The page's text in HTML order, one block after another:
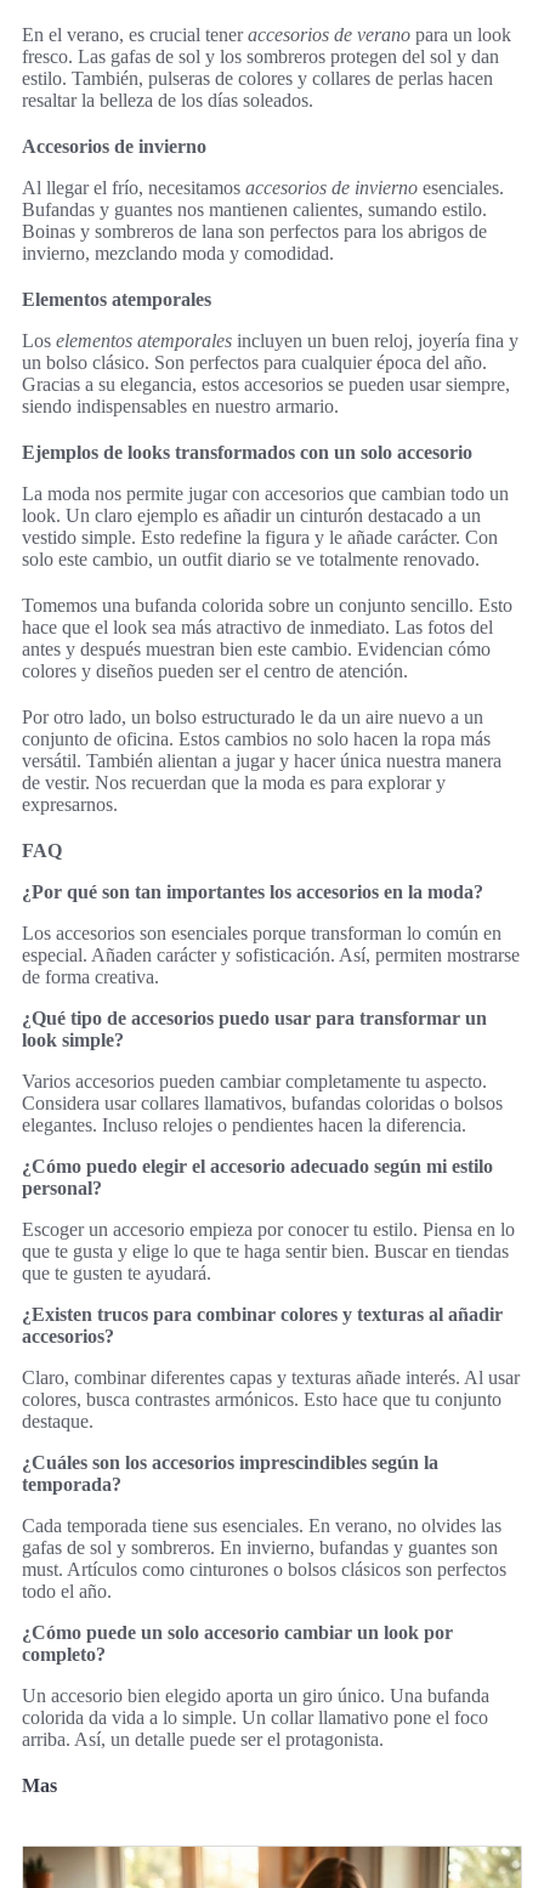
En el verano, es crucial teneraccesorios de verano para un look
fresco. Las gafas de sol y los sombreros protegen del sol y dan
estilo. También, pulseras de colores y collares de perlas hacen
resaltar la belleza de los días soleados.
Accesorios de invierno
Al llegar el frío, necesitamos accesorios de invierno esenciales.
Bufandas y guantes nos mantienen calientes, sumando estilo.
Boinas y sombreros de lana son perfectos para los abrigos de
invierno, mezclando moda y comodidad.
Elementos atemporales
Los elementos atemporales incluyen un buen reloj, joyería fina y
un bolso clásico. Son perfectos para cualquier época del año.
Gracias a su elegancia, estos accesorios se pueden usar siempre,
siendo indispensables en nuestro armario.
Ejemplos de looks transformados con un solo accesorio
La moda nos permite jugar con accesorios que cambian todo un
look. Un claro ejemplo es añadir un cinturón destacado a un
vestido simple. Esto redefine la figura y le añade carácter. Con
solo este cambio, un outfit diario se ve totalmente renovado.
Tomemos una bufanda colorida sobre un conjunto sencillo. Esto
hace que el look sea más atractivo de inmediato. Las fotos del
antes y después muestran bien este cambio. Evidencian cómo
colores y diseños pueden ser el centro de atención.
Por otro lado, un bolso estructurado le da un aire nuevo a un
conjunto de oficina. Estos cambios no solo hacen la ropa más
versátil. También alientan a jugar y hacer única nuestra manera
de vestir. Nos recuerdan que la moda es para explorar y
expresarnos.
FAQ
¿Por qué son tan importantes los accesorios en la moda?
Los accesorios son esenciales porque transforman lo común en
especial. Añaden carácter y sofisticación. Así, permiten mostrarse
de forma creativa.
¿Qué tipo de accesorios puedo usar para transformar un
look simple?
Varios accesorios pueden cambiar completamente tu aspecto.
Considera usar collares llamativos, bufandas coloridas o bolsos
elegantes. Incluso relojes o pendientes hacen la diferencia.
¿Cómo puedo elegir el accesorio adecuado según mi estilo
personal?
Escoger un accesorio empieza por conocer tu estilo. Piensa en lo
que te gusta y elige lo que te haga sentir bien. Buscar en tiendas
que te gusten te ayudará.
¿Existen trucos para combinar colores y texturas al añadir
accesorios?
Claro, combinar diferentes capas y texturas añade interés. Al usar
colores, busca contrastes armónicos. Esto hace que tu conjunto
destaque.
¿Cuáles son los accesorios imprescindibles según la
temporada?
Cada temporada tiene sus esenciales. En verano, no olvides las
gafas de sol y sombreros. En invierno, bufandas y guantes son
must. Artículos como cinturones o bolsos clásicos son perfectos
todo el año.
¿Cómo puede un solo accesorio cambiar un look por
completo?
Un accesorio bien elegido aporta un giro único. Una bufanda
colorida da vida a lo simple. Un collar llamativo pone el foco
arriba. Así, un detalle puede ser el protagonista.
Mas